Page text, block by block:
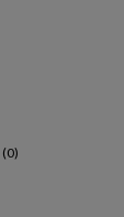
(0)